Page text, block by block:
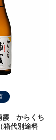
霞 からくち
代別途料